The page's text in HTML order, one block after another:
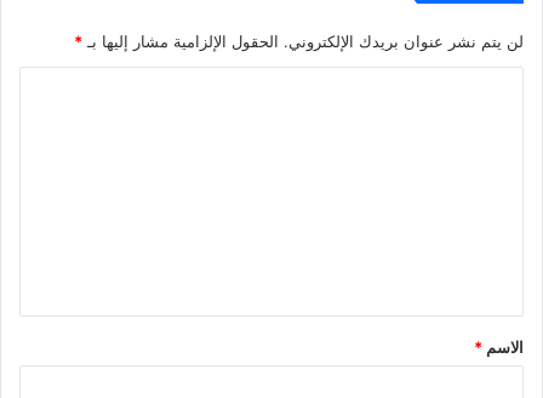
لن يتم نشر عنوان بريدك الإلكتروني. الحقول الإلزامية مشار إليها بـ*
*
الاسم *